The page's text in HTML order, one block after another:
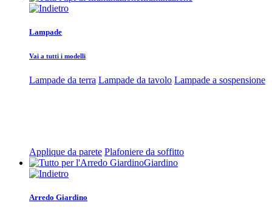
Lampade
Vai a tutti i modelli
Lampade da terra Lampade da tavolo Lampade a sospensione
Applique da parete Plafoniere da soffitto
Giardino
Arredo Giardino